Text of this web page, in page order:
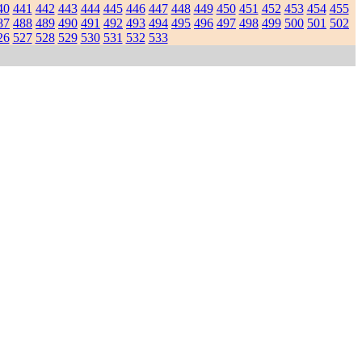
441 442 443 444 445 446 447 448 449 450 451 452 453 454 455
488 489 490 491 492 493 494 495 496 497 498 499 500 501 502
527 528 529 530 531 532 533